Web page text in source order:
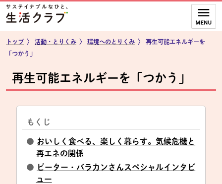
ページの先頭です。
本文へジャンプする。
トップ 〉 活動・とりくみ 〉 環境へのとりくみ 〉
再生可能エネルギーを
「つかう」
再生可能エネルギーを「つかう」
もくじ
● おいしく食べる、楽しく暮らす。気候危機と
再エネの関係
●
ピーター・バラカンさんスペシャルインタビ
ュー